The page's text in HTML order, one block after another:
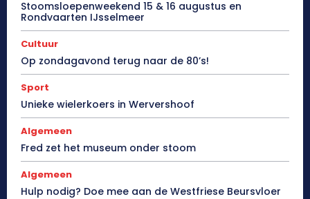
Stoomsloepenweekend 15 & 16 augustus en
Rondvaarten IJsselmeer
Cultuur
Op zondagavond terug naar de 80’s!
Sport
Unieke wielerkoers in Wervershoof
Algemeen
Fred zet het museum onder stoom
Algemeen
Hulp nodig? Doe mee aan de Westfriese Beursvloer